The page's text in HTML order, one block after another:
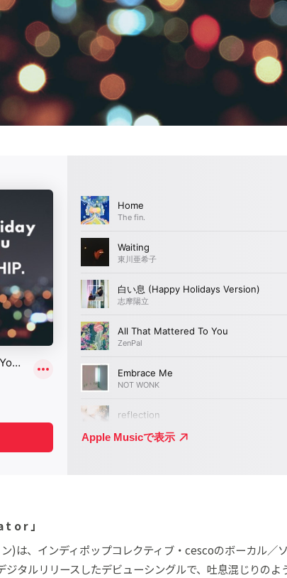
」
)は、インディポップコレクティブ・cescoのボーカル／
ジタルリリースしたデビューシングルで、吐息混じりの